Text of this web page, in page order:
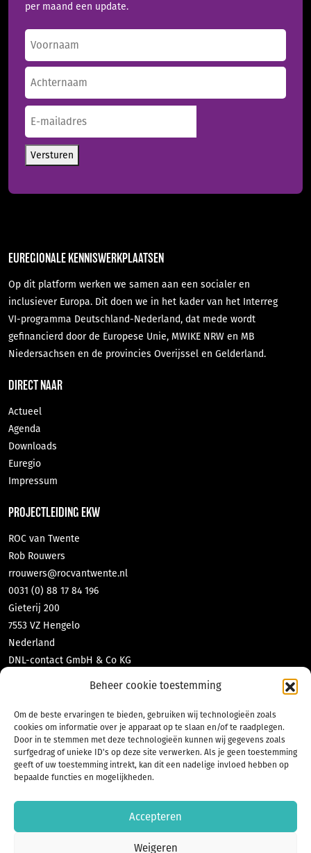
Beheer cookie toestemming
Om de beste ervaringen te bieden, gebruiken wij technologieën zoals
cookies om informatie over je apparaat op te slaan en/of te raadplegen.
Door in te stemmen met deze technologieën kunnen wij gegevens zoals
surfgedrag of unieke ID's op deze site verwerken. Als je geen toestemming
geeft of uw toestemming intrekt, kan dit een nadelige invloed hebben op
bepaalde functies en mogelijkheden.
Accepteren
Weigeren
per maand een update.
Voornaam
Achternaam
Versturen
EUREGIONALE KENNISWERKPLAATSEN
Op dit platform werken we samen aan een socialer en
inclusiever Europa. Dit doen we in het kader van het Interreg
VI-programma Deutschland-Nederland, dat mede wordt
gefinancierd door de Europese Unie, MWIKE NRW en MB
Niedersachsen en de provincies Overijssel en Gelderland.
DIRECT NAAR
Actueel
Agenda
Downloads
Euregio
Impressum
PROJECTLEIDING EKW
ROC van Twente
Rob Rouwers
rrouwers@rocvantwente.nl
0031 (0) 88 17 84 196
Gieterij 200
7553 VZ Hengelo
Nederland
DNL-contact GmbH & Co KG
0049 (0) 2551 70 471 10
Bahnhofstraße 35
48565 Steinfurt
Deutschland